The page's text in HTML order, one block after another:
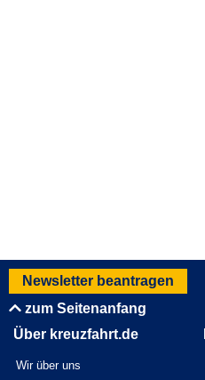
Newsletter beantragen
zum Seitenanfang
Über kreuzfahrt.de
Wir über uns